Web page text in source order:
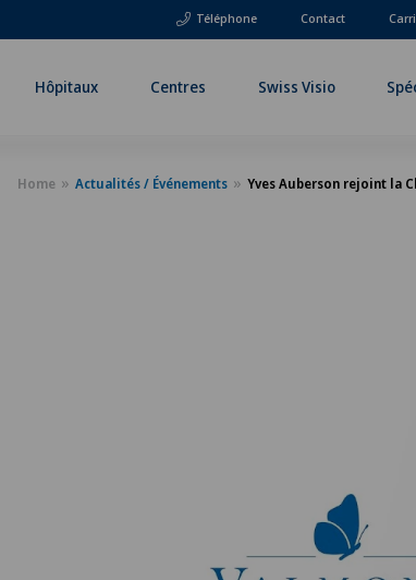
Téléphone Contact
Hôpitaux Centres Swiss Visio
Home Actualités / Événements Yves Auberson rejoint la